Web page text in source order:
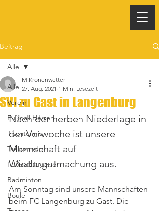
Beitrag
Alle
Verein
Fußball Herren
Tischtennis
Taekwondo
Fußball Jugend
Badminton
Boule
Alle
SVI zu Gast in Langenburg
M.Kronenwetter
27. Aug. 2021 1 Min. Lesezeit
Nach der herben Niederlage in
der Vorwoche ist unsere
Mannschaft auf
Wiedergutmachung aus.
Am Sonntag sind unsere Mannschaften
beim FC Langenburg zu Gast. Die